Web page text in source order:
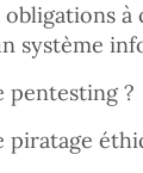
à
système
pentesting ?
piratage